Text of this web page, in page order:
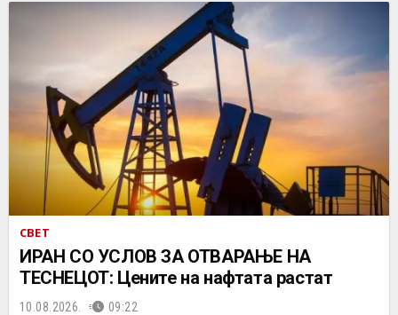
СВЕТ
ИРАН СО УСЛОВ ЗА ОТВАРАЊЕ НА
ТЕСНЕЦОТ: Цените на нафтата растат
10.08.2026. 09:22